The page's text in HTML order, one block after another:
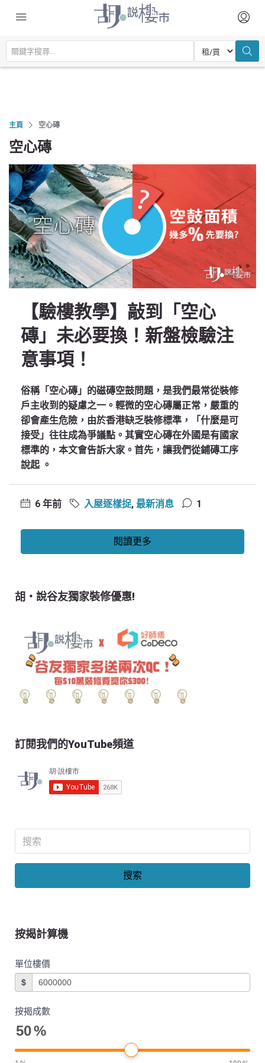
主頁 空心磚
空心磚
【驗樓教學】敲到「空心
磚」未必要換！新盤檢驗注
意事項！
俗稱「空心磚」的磁磚空鼓問題，是我們最常從裝修
戶主收到的疑慮之一。輕微的空心磚屬正常，嚴重的
卻會產生危險，由於香港缺乏裝修標準，「什麼是可
接受」往往成為爭議點。其實空心磚在外國是有國家
標準的，本文會告訴大家。首先，讓我們從鋪磚工序
說起 。
6 年前 入屋逐樣捉, 最新消息 1
閱讀更多
胡‧說谷友獨家裝修優惠!
訂閱我們的YouTube頻道
搜索
按揭計算機
單位樓價
$
按揭成數
50%